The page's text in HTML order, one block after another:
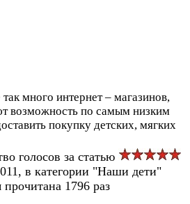
много интернет – магазинов,
возможность по самым низким
покупку детских, мягких
голосов за статью
в категории "Наши дети"
прочитана 1796 раз